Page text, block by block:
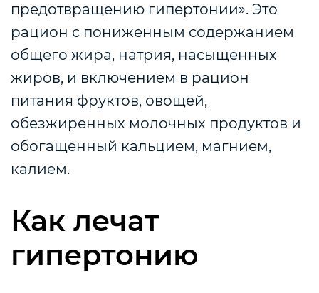
предотвращению гипертонии». Это
рацион с пониженным содержанием
общего жира, натрия, насыщенных
жиров, и включением в рацион
питания фруктов, овощей,
обезжиренных молочных продуктов и
обогащенный кальцием, магнием,
калием.
Как лечат
гипертонию